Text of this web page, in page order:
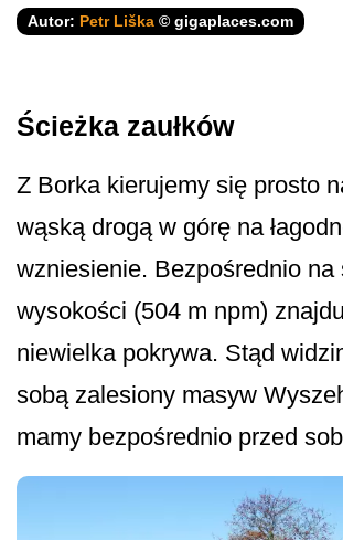
Autor: Petr Liška © gigaplaces.com
Ścieżka zaułków
Z Borka kierujemy się prosto
wąską drogą w górę na
wzniesienie. Bezpośrednio na
wysokości (504 m npm)
niewielka pokrywa. Stąd
sobą zalesiony masyw
mamy bezpośrednio przed